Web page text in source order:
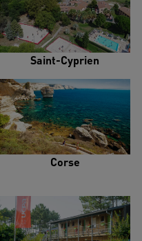
Saint-Cyprien
Corse